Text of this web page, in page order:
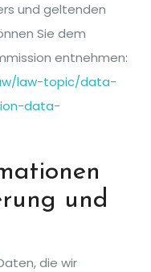
und geltenden
Sie dem
entnehmen:
law-topic/data-
data-
und
die wir